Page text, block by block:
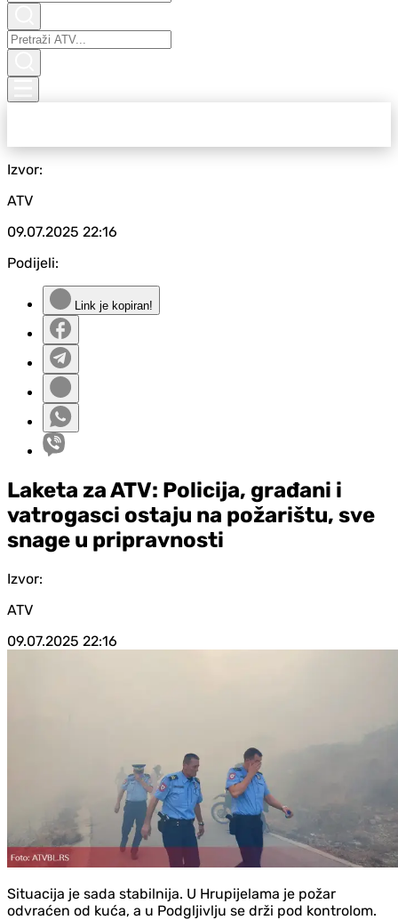
Izvor:
ATV
09.07.2025 22:16
Podijeli:
Link je kopiran!
Laketa za ATV: Policija, građani i
vatrogasci ostaju na požarištu, sve
snage u pripravnosti
Izvor:
ATV
09.07.2025 22:16
Situacija je sada stabilnija. U Hrupijelama je požar
odvraćen od kuća, a u Podgljivlju se drži pod kontrolom.